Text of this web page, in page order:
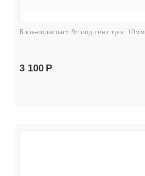
Блок-полиспаст 9т под синт трос 10мм
3 100 Р